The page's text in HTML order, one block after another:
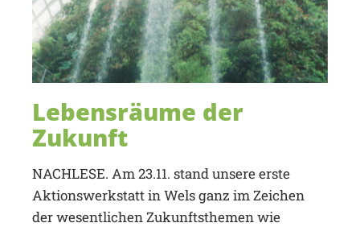
Lebensräume der
Zukunft
NACHLESE. Am 23.11. stand unsere erste
Aktionswerkstatt in Wels ganz im Zeichen
der wesentlichen Zukunftsthemen wie